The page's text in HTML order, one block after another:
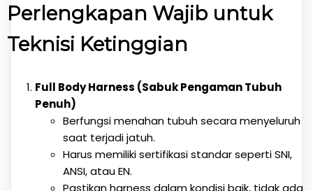
Perlengkapan Wajib untuk
Teknisi Ketinggian
Full Body Harness (Sabuk Pengaman Tubuh
Penuh)
Berfungsi menahan tubuh secara menyeluruh
saat terjadi jatuh.
Harus memiliki sertifikasi standar seperti SNI,
ANSI, atau EN.
Pastikan harness dalam kondisi baik, tidak ada